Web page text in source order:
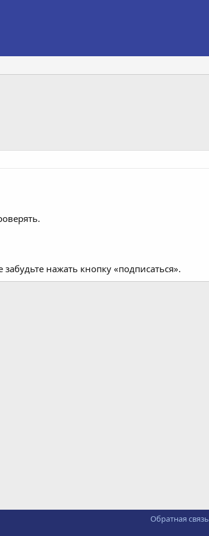
нажать кнопку «подписаться».
Обратная связь